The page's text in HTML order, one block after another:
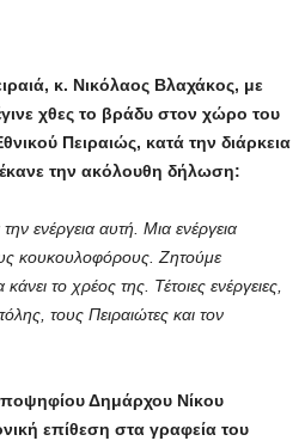
κ. Νικόλαος Βλαχάκος, με
χθες το βράδυ στον χώρο του
Πειραιώς, κατά την διάρκεια
την ακόλουθη δήλωση:
ενέργεια αυτή. Μια ενέργεια
κουκουλοφόρους. Ζητούμε
το χρέος της. Τέτοιες ενέργειες,
τους Πειραιώτες και τον
Δημάρχου Νίκου
επίθεση στα γραφεία του